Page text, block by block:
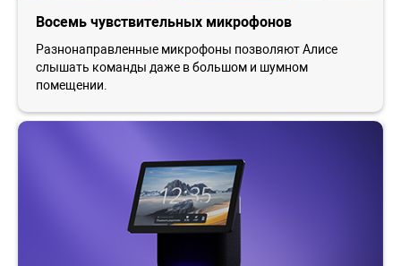
Восемь чувствительных микрофонов
Разнонаправленные микрофоны позволяют Алисе
слышать команды даже в большом и шумном
помещении.